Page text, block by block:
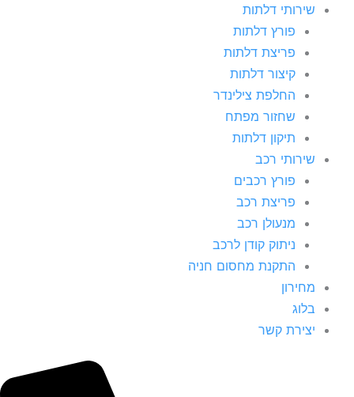
שירותי דלתות
פורץ דלתות
פריצת דלתות
קיצור דלתות
החלפת צילינדר
שחזור מפתח
תיקון דלתות
שירותי רכב
פורץ רכבים
פריצת רכב
מנעולן רכב
ניתוק קודן לרכב
התקנת מחסום חניה
מחירון
בלוג
יצירת קשר